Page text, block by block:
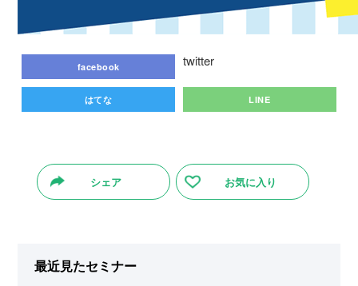
facebook twitter
はてな LINE
シェア お気に入り
最近見たセミナー